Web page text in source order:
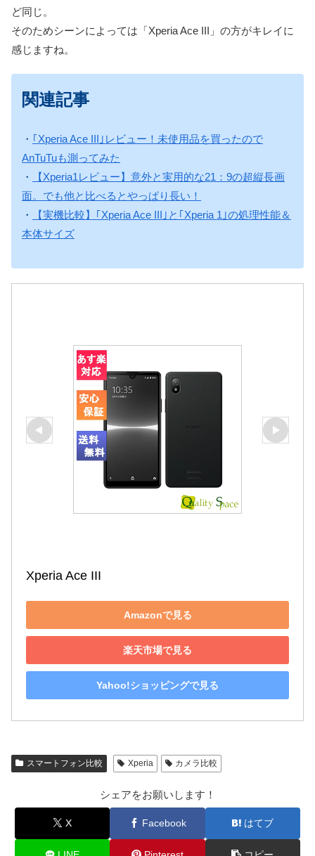
ど同じ。
そのためシーンによっては「Xperia Ace III」の方がキレイに
感じますね。
関連記事
・ ｢Xperia Ace III｣レビュー！未使用品を買ったので
AnTuTuも測ってみた
・
【Xperia1レビュー】意外と実用的な21：9の超縦長画
面。でも他と比べるとやっぱり長い！
・
【実機比較】｢Xperia Ace III｣と｢Xperia 1｣の処理性能＆
本体サイズ
Xperia Ace III
Amazonで見る
楽天市場で見る
Yahoo!ショッピングで見る
スマートフォン比較 Xperia カメラ比較
シェアをお願いします！
X Facebook はてブ